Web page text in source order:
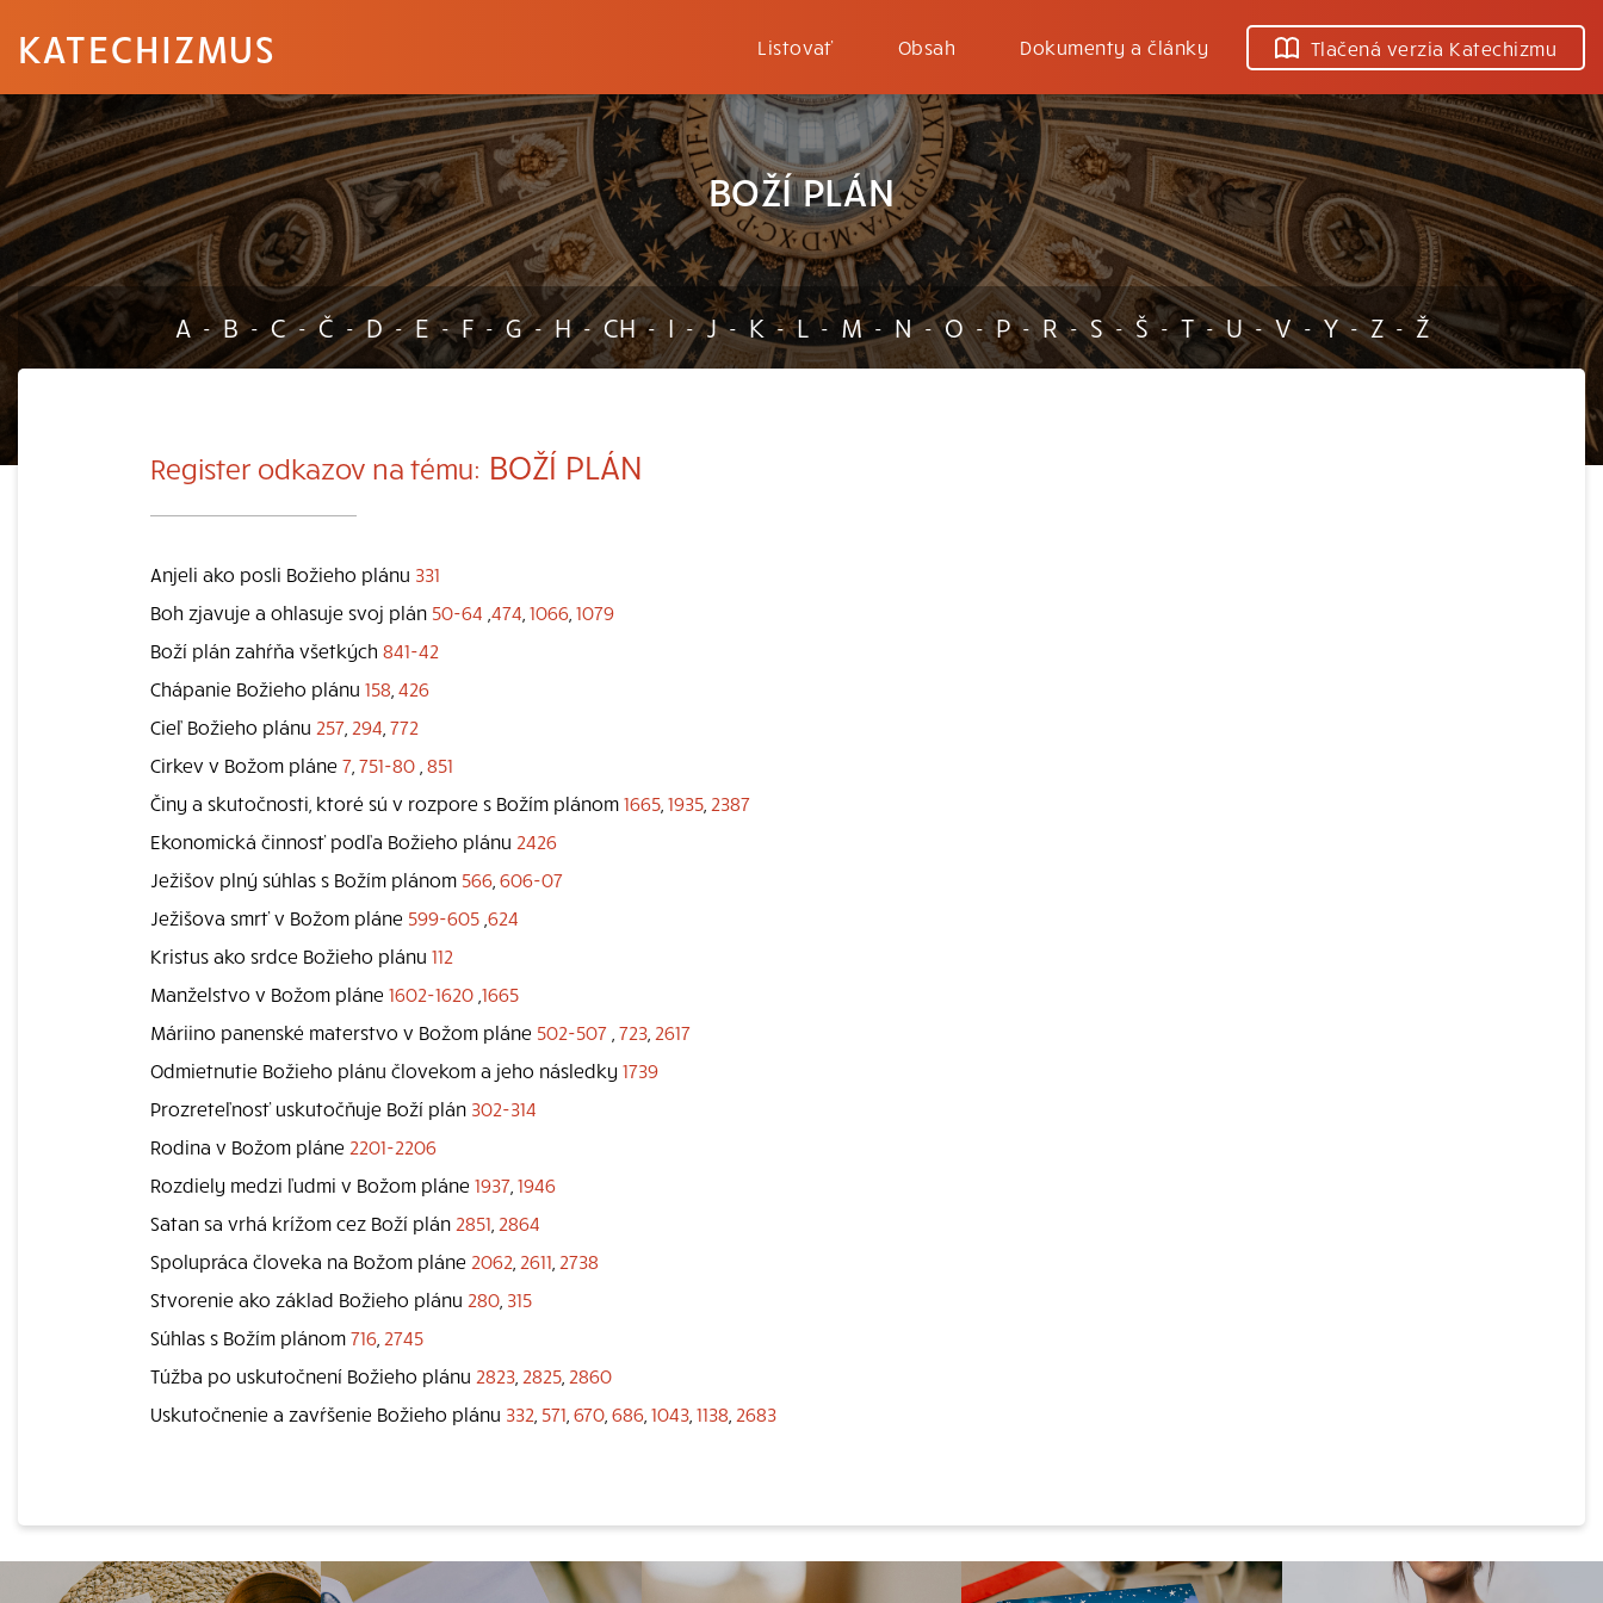
KATECHIZMUS Listovať Obsah Dokumenty a články Tlačená verzia Katechizmu
BOŽÍ PLÁN
A - B - C - Č - D - E - F - G - H - CH - I - J - K - L - M - N - O - P - R - S - Š - T - U - V - Y - Z - Ž
Register odkazov na tému: BOŽÍ PLÁN
Anjeli ako posli Božieho plánu 331
Boh zjavuje a ohlasuje svoj plán 50-64 474 1066 1079
Boží plán zahŕňa všetkých 841-42
Chápanie Božieho plánu 158 426
Cieľ Božieho plánu 257 294 772
Cirkev v Božom pláne 7 751-80 851
Činy a skutočnosti, ktoré sú v rozpore s Božím plánom 1665 1935 2387
Ekonomická činnosť podľa Božieho plánu 2426
Ježišov plný súhlas s Božím plánom 566 606-07
Ježišova smrť v Božom pláne 599-605 624
Kristus ako srdce Božieho plánu 112
Manželstvo v Božom pláne 1602-1620 1665
Máriino panenské materstvo v Božom pláne 502-507 723 2617
Odmietnutie Božieho plánu človekom a jeho následky 1739
Prozreteľnosť uskutočňuje Boží plán 302-314
Rodina v Božom pláne 2201-2206
Rozdiely medzi ľudmi v Božom pláne 1937 1946
Satan sa vrhá krížom cez Boží plán 2851 2864
Spolupráca človeka na Božom pláne 2062 2611 2738
Stvorenie ako základ Božieho plánu 280 315
Súhlas s Božím plánom 716 2745
Túžba po uskutočnení Božieho plánu 2823 2825 2860
Uskutočnenie a zavŕšenie Božieho plánu 332 571 670 686 1043 1138 2683